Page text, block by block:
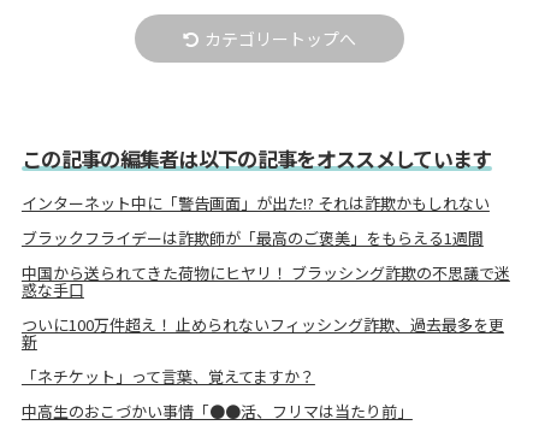
カテゴリートップへ
この記事の編集者は以下の記事をオススメしています
インターネット中に「警告画面」が出た!? それは詐欺かもしれない
ブラックフライデーは詐欺師が「最高のご褒美」をもらえる1週間
中国から送られてきた荷物にヒヤリ！ ブラッシング詐欺の不思議で迷
惑な手口
ついに100万件超え！ 止められないフィッシング詐欺、過去最多を更
新
「ネチケット」って言葉、覚えてますか？
中高生のおこづかい事情「●●活、フリマは当たり前」